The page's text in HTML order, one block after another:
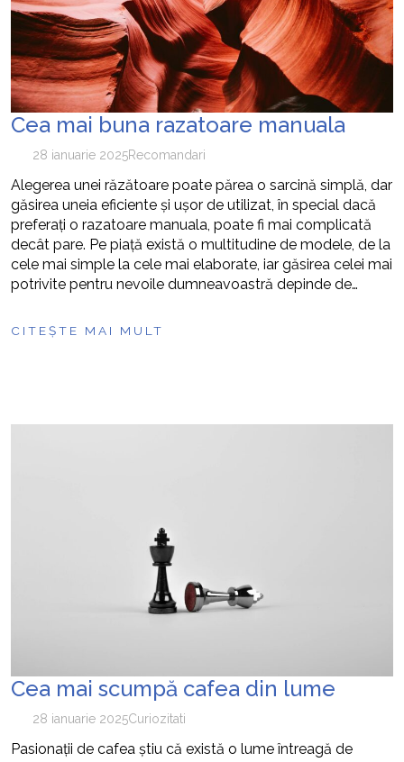
Cea mai buna razatoare manuala
28 ianuarie 2025Recomandari
Alegerea unei răzătoare poate părea o sarcină simplă, dar
găsirea uneia eficiente și ușor de utilizat, în special dacă
preferați o razatoare manuala, poate fi mai complicată
decât pare. Pe piață există o multitudine de modele, de la
cele mai simple la cele mai elaborate, iar găsirea celei mai
potrivite pentru nevoile dumneavoastră depinde de…
CITEȘTE MAI MULT
Cea mai scumpă cafea din lume
28 ianuarie 2025Curiozitati
Pasionații de cafea știu că există o lume întreagă de